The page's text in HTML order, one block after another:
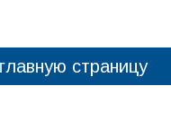
страницу